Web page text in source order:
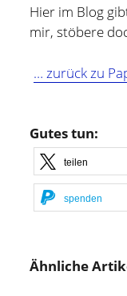
Hier im Blog
mir, stöbere
… zurück zu
Gutes tun:
teilen
spenden
Ähnliche